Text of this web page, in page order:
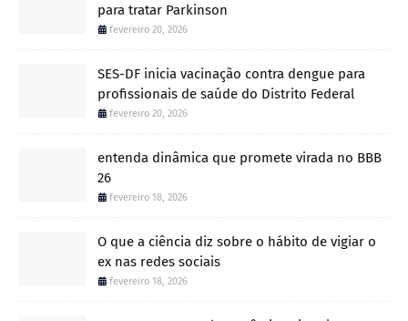
para tratar Parkinson
fevereiro 20, 2026
SES-DF inicia vacinação contra dengue para
profissionais de saúde do Distrito Federal
fevereiro 20, 2026
entenda dinâmica que promete virada no BBB
26
fevereiro 18, 2026
O que a ciência diz sobre o hábito de vigiar o
ex nas redes sociais
fevereiro 18, 2026